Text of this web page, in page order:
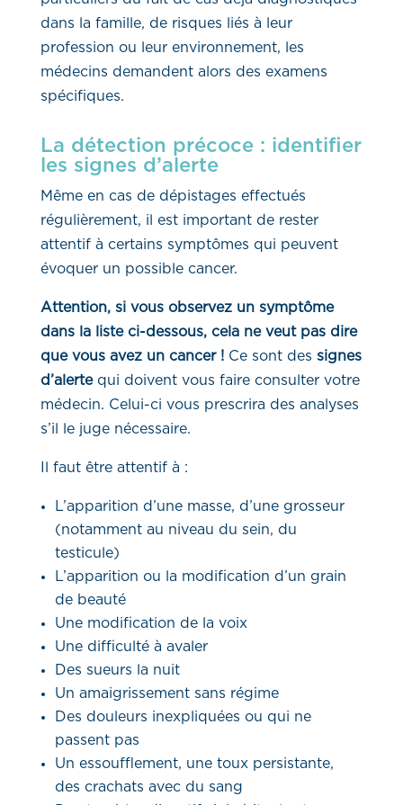
dans la famille, de risques liés à leur
profession ou leur environnement, les
médecins demandent alors des examens
spécifiques.
La détection précoce : identifier
les signes d’alerte
Même en cas de dépistages effectués
régulièrement, il est important de rester
attentif à certains symptômes qui peuvent
évoquer un possible cancer.
Attention, si vous observez un symptôme
dans la liste ci-dessous, cela ne veut pas dire
que vous avez un cancer ! Ce sont des signes
d’alerte qui doivent vous faire consulter votre
médecin. Celui-ci vous prescrira des analyses
s’il le juge nécessaire.
Il faut être attentif à :
L’apparition d’une masse, d’une grosseur
(notamment au niveau du sein, du
testicule)
L’apparition ou la modification d’un grain
de beauté
Une modification de la voix
Une difficulté à avaler
Des sueurs la nuit
Un amaigrissement sans régime
Des douleurs inexpliquées ou qui ne
passent pas
Un essoufflement, une toux persistante,
des crachats avec du sang